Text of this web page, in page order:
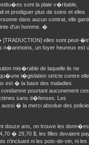
sont la plaie v�ritable,
et prodiguer plus de soins et elles
dans aucun contrat, elle
d'un homme. �
[TRADUCTION] elles sont peut-
n�anmoins, un foyer heureux est
mis�rable de laquelle ils ne
l�gislation stricte contre elle.
est � la base des maladies
pourtant aucunement ces
sans d�fenses. Les
� la merci absolue des
ans, on trouve les donn�es
� 29,70 $; les filles devaient
n'incluant ni les pots-de-vin, ni les